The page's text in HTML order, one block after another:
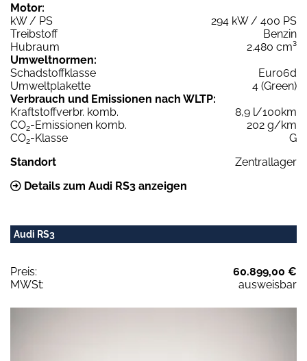
Motor:
kW / PS
294 kW / 400 PS
Treibstoff
Benzin
Hubraum
2.480 cm³
Umweltnormen:
Schadstoffklasse
Euro6d
Umweltplakette
4 (Green)
Verbrauch und Emissionen nach WLTP:
Kraftstoffverbr. komb.
8,9 l/100km
CO2-Emissionen komb.
202 g/km
CO2-Klasse
G
Standort
Zentrallager
Details zum Audi RS3 anzeigen
Audi RS3
Preis:
60.899,00 €
MWSt:
ausweisbar